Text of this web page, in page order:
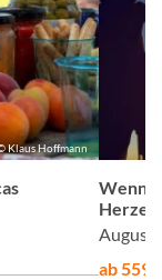
Klaus Hoffmann
Wenn
Herzen
August
ab